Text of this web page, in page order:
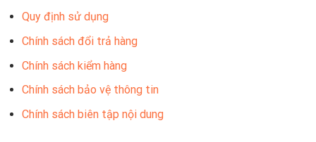
Quy định sử dụng
Chính sách đổi trả hàng
Chính sách kiểm hàng
Chính sách bảo vệ thông tin
Chính sách biên tập nội dung